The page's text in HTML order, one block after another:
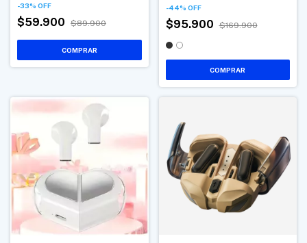
-33% OFF
$59.900 $89.900
-44% OFF
$95.900 $169.900
COMPRAR